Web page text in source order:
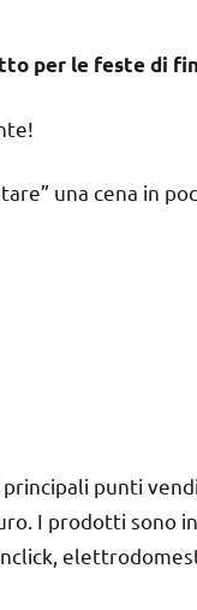
per le feste di
una cena in
punti
I prodotti sono